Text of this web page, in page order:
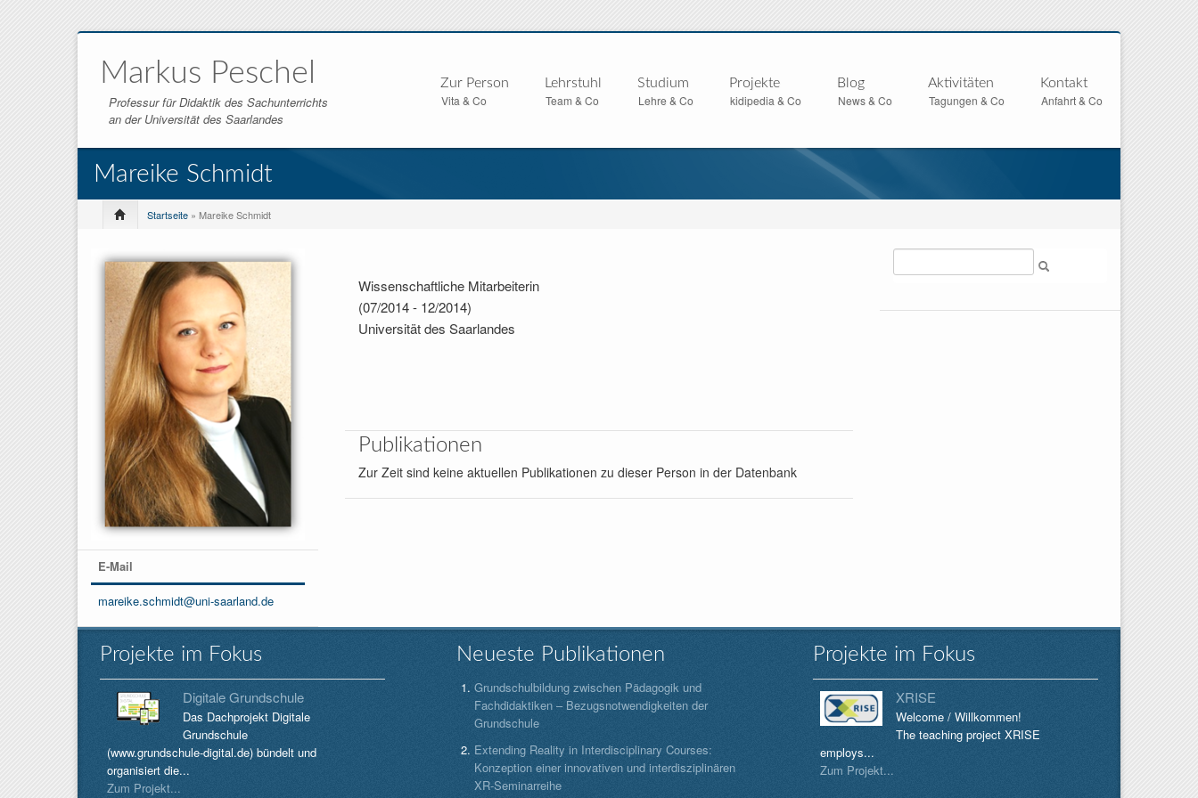
Markus Peschel
Professur für Didaktik des Sachunterrichts
an der Universität des Saarlandes
Zur Person
Vita & Co
Lehrstuhl
Team & Co
Studium
Lehre & Co
Projekte
kidipedia & Co
Blog
News & Co
Aktivitäten
Tagungen & Co
Kontakt
Anfahrt & Co
Mareike Schmidt
Startseite » Mareike Schmidt
E-Mail
mareike.schmidt@uni-saarland.de
Wissenschaftliche Mitarbeiterin
(07/2014 - 12/2014)
Universität des Saarlandes
Publikationen
Zur Zeit sind keine aktuellen Publikationen zu dieser Person in der Datenbank
Projekte im Fokus
Digitale Grundschule
Das Dachprojekt Digitale
Grundschule
(www.grundschule-digital.de) bündelt und
organisiert die...
Zum Projekt...
Neueste Publikationen
Grundschulbildung zwischen Pädagogik und
Fachdidaktiken – Bezugsnotwendigkeiten der
Grundschule
Extending Reality in Interdisciplinary Courses:
Konzeption einer innovativen und interdisziplinären
XR-Seminarreihe
Projekte im Fokus
XRISE
Welcome / Willkommen!
The teaching project XRISE
employs...
Zum Projekt...